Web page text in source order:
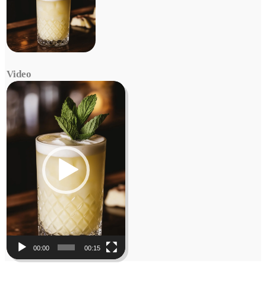
Video
Video
Player
00:00 00:15